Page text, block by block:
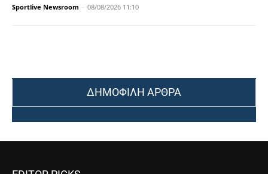
Sportlive Newsroom - 08/08/2026 11:10
ΔΗΜΟΦΙΛΗ ΑΡΘΡΑ